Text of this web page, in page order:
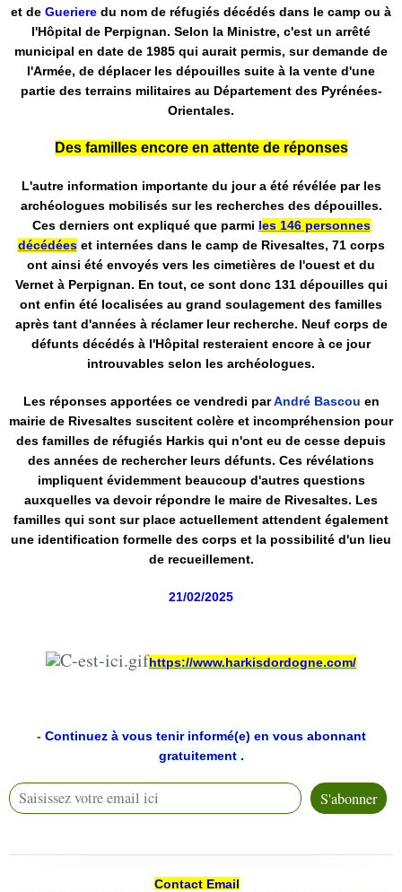
et de Gueriere du nom de réfugiés décédés dans le camp ou à
l'Hôpital de Perpignan. Selon la Ministre, c'est un arrêté
municipal en date de 1985 qui aurait permis, sur demande de
l'Armée, de déplacer les dépouilles suite à la vente d'une
partie des terrains militaires au Département des Pyrénées-
Orientales.
Des familles encore en attente de réponses
L'autre information importante du jour a été révélée par les
archéologues mobilisés sur les recherches des dépouilles.
Ces derniers ont expliqué que parmi les 146 personnes
décédéeset internées dans le camp de Rivesaltes, 71 corps
ont ainsi été envoyés vers les cimetières de l'ouest et du
Vernet à Perpignan. En tout, ce sont donc 131 dépouilles qui
ont enfin été localisées au grand soulagement des familles
après tant d'années à réclamer leur recherche. Neuf corps de
défunts décédés à l'Hôpital resteraient encore à ce jour
introuvables selon les archéologues.
Les réponses apportées ce vendredi parAndré Bascou en
mairie de Rivesaltes suscitent colère et incompréhension pour
des familles de réfugiés Harkis qui n'ont eu de cesse depuis
des années de rechercher leurs défunts. Ces révélations
impliquent évidemment beaucoup d'autres questions
auxquelles va devoir répondre le maire de Rivesaltes. Les
familles qui sont sur place actuellement attendent également
une identification formelle des corps et la possibilité d'un lieu
de recueillement.
21/02/2025
https://www.harkisdordogne.com/
- Continuez à vous tenir informé(e) en vous abonnant
gratuitement .
Contact Email